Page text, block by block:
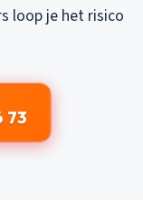
loop je het risico
73